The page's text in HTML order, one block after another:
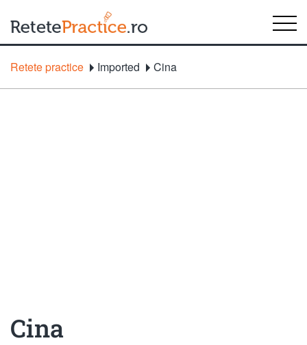
Retete practice Imported Cina
Cina